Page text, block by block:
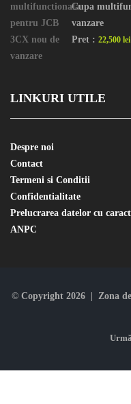
Cupa
vanzare
Pret : 22,500 lei
LINKURI UTILE
Despre noi
Contact
Termeni si Conditii
Confidentialitate
Prelucrarea datelor cu
ANPC
© Copyright 2026 | Zona